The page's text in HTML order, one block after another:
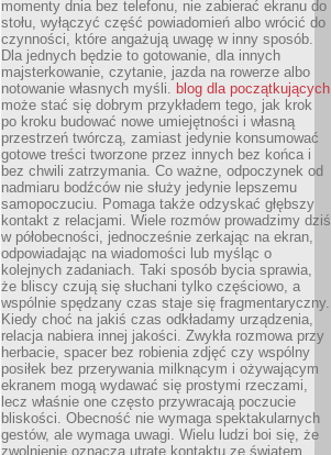
momenty dnia bez telefonu, nie zabierać ekranu do
stołu, wyłączyć część powiadomień albo wrócić do
czynności, które angażują uwagę w inny sposób.
Dla jednych będzie to gotowanie, dla innych
majsterkowanie, czytanie, jazda na rowerze albo
notowanie własnych myśli. blog dla początkujących
może stać się dobrym przykładem tego, jak krok
po kroku budować nowe umiejętności i własną
przestrzeń twórczą, zamiast jedynie konsumować
gotowe treści tworzone przez innych bez końca i
bez chwili zatrzymania. Co ważne, odpoczynek od
nadmiaru bodźców nie służy jedynie lepszemu
samopoczuciu. Pomaga także odzyskać głębszy
kontakt z relacjami. Wiele rozmów prowadzimy dziś
w półobecności, jednocześnie zerkając na ekran,
odpowiadając na wiadomości lub myśląc o
kolejnych zadaniach. Taki sposób bycia sprawia,
że bliscy czują się słuchani tylko częściowo, a
wspólnie spędzany czas staje się fragmentaryczny.
Kiedy choć na jakiś czas odkładamy urządzenia,
relacja nabiera innej jakości. Zwykła rozmowa przy
herbacie, spacer bez robienia zdjęć czy wspólny
posiłek bez przerywania milknącym i ożywającym
ekranem mogą wydawać się prostymi rzeczami,
lecz właśnie one często przywracają poczucie
bliskości. Obecność nie wymaga spektakularnych
gestów, ale wymaga uwagi. Wielu ludzi boi się, że
zwolnienie oznacza utratę kontaktu ze światem